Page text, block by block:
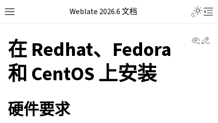
Weblate 2026.6 文档
在 Redhat、Fedora
和 CentOS 上安装
硬件要求